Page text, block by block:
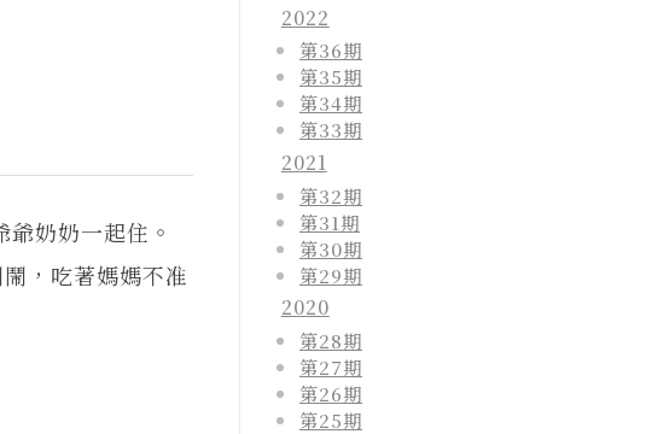
奶奶一起住。
，吃著媽媽不准
2022
第36期
第35期
第34期
第33期
2021
第32期
第31期
第30期
第29期
2020
第28期
第27期
第26期
第25期